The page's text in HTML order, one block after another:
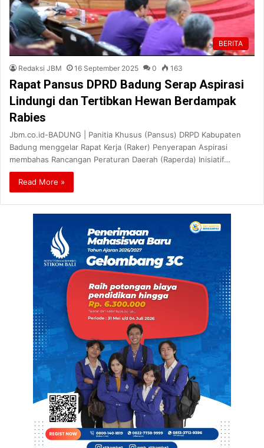
BERITA
Redaksi JBM 16 September 2025 0 163
Rapat Pansus DPRD Badung Serap Aspirasi
Lindungi dan Tertibkan Hewan Berdampak
Rabies
Jbm.co.id-BADUNG | Panitia Khusus (Pansus) DRPD Kabupaten
Badung menggelar Rapat Kerja (Raker) Penyerapan Aspirasi
membahas Rancangan Peraturan Daerah (Raperda) Inisiatif…
Read More »